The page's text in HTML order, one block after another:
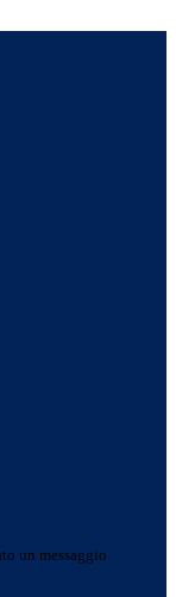
un messaggio